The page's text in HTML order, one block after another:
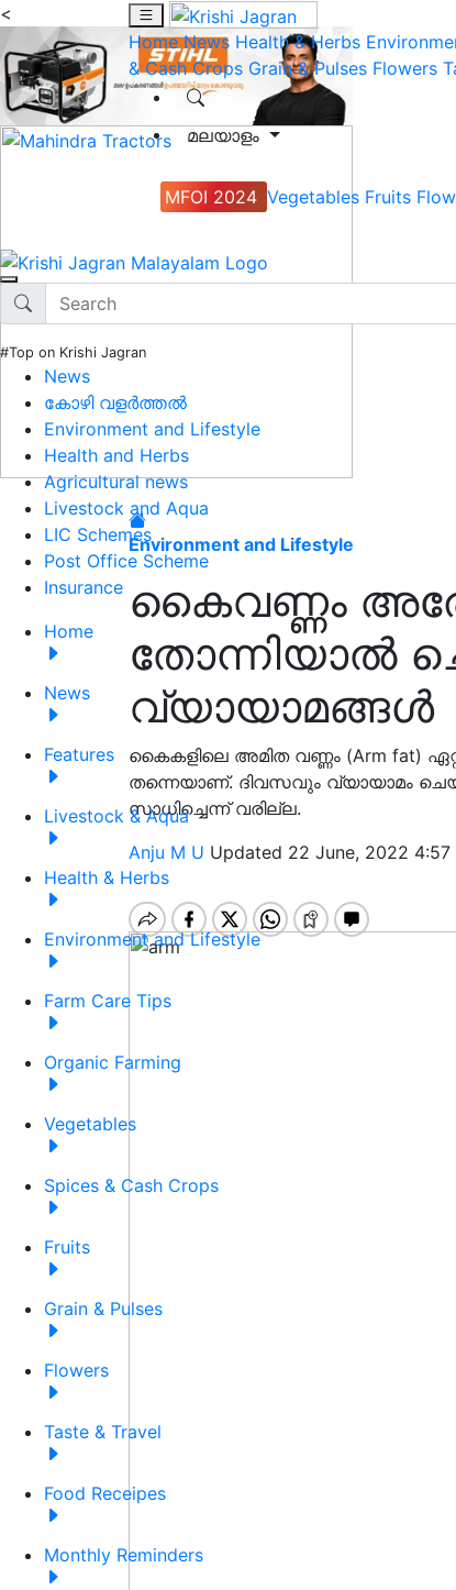
<
Home News Health & Herbs
& Cash Crops Grain & Pulses Flowers
മലയാളം
MFOI 2024 Vegetables Fruits
#Top on Krishi Jagran
News
കോഴി വളർത്തൽ
Environment and Lifestyle
Health and Herbs
Agricultural news
Livestock and Aqua
LIC Schemes
Post Office Scheme
Insurance
Home
News
Features
Livestock & Aqua
Health & Herbs
Environment and Lifestyle
Farm Care Tips
Organic Farming
Vegetables
Spices & Cash Crops
Fruits
Grain & Pulses
Flowers
Taste & Travel
Food Receipes
Monthly Reminders
Environment and Lifestyle
കൈവണ്ണം
തോന്നിയാൽ
വ്യായാമങ്ങൾ
കൈകളിലെ അമിത വണ്ണം (Arm fat)
തന്നെയാണ്. ദിവസവും വ്യായാമം
സാധിച്ചെന്ന് വരില്ല.
Anju M U Updated 22 June, 2022 4:57